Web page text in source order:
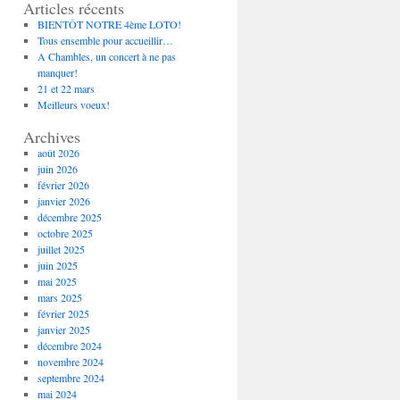
Articles récents
BIENTÔT NOTRE 4ème LOTO!
Tous ensemble pour accueillir…
A Chambles, un concert à ne pas
manquer!
21 et 22 mars
Meilleurs voeux!
Archives
août 2026
juin 2026
février 2026
janvier 2026
décembre 2025
octobre 2025
juillet 2025
juin 2025
mai 2025
mars 2025
février 2025
janvier 2025
décembre 2024
novembre 2024
septembre 2024
mai 2024